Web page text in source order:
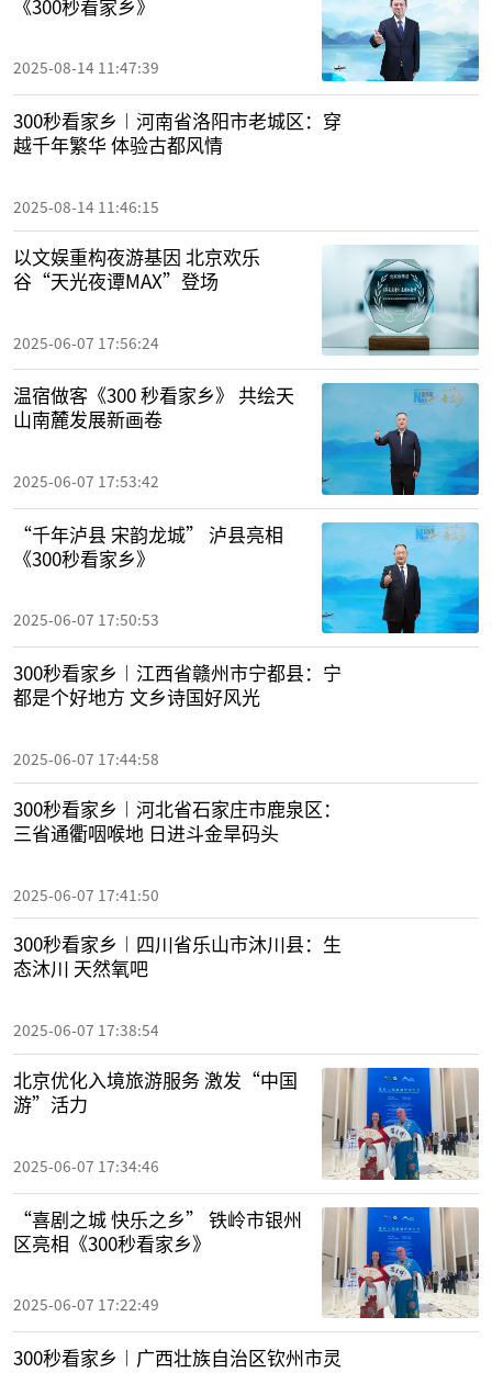
《300秒看家乡》
2025-08-14 11:47:39
300秒看家乡︱河南省洛阳市老城区：穿
越千年繁华 体验古都风情
2025-08-14 11:46:15
以文娱重构夜游基因 北京欢乐
谷“天光夜谭MAX”登场
2025-06-07 17:56:24
温宿做客《300 秒看家乡》 共绘天
山南麓发展新画卷
2025-06-07 17:53:42
“千年泸县 宋韵龙城” 泸县亮相
《300秒看家乡》
2025-06-07 17:50:53
300秒看家乡︱江西省赣州市宁都县：宁
都是个好地方 文乡诗国好风光
2025-06-07 17:44:58
300秒看家乡︱河北省石家庄市鹿泉区：
三省通衢咽喉地 日进斗金旱码头
2025-06-07 17:41:50
300秒看家乡︱四川省乐山市沐川县：生
态沐川 天然氧吧
2025-06-07 17:38:54
北京优化入境旅游服务 激发“中国
游”活力
2025-06-07 17:34:46
“喜剧之城 快乐之乡” 铁岭市银州
区亮相《300秒看家乡》
2025-06-07 17:22:49
300秒看家乡︱广西壮族自治区钦州市灵